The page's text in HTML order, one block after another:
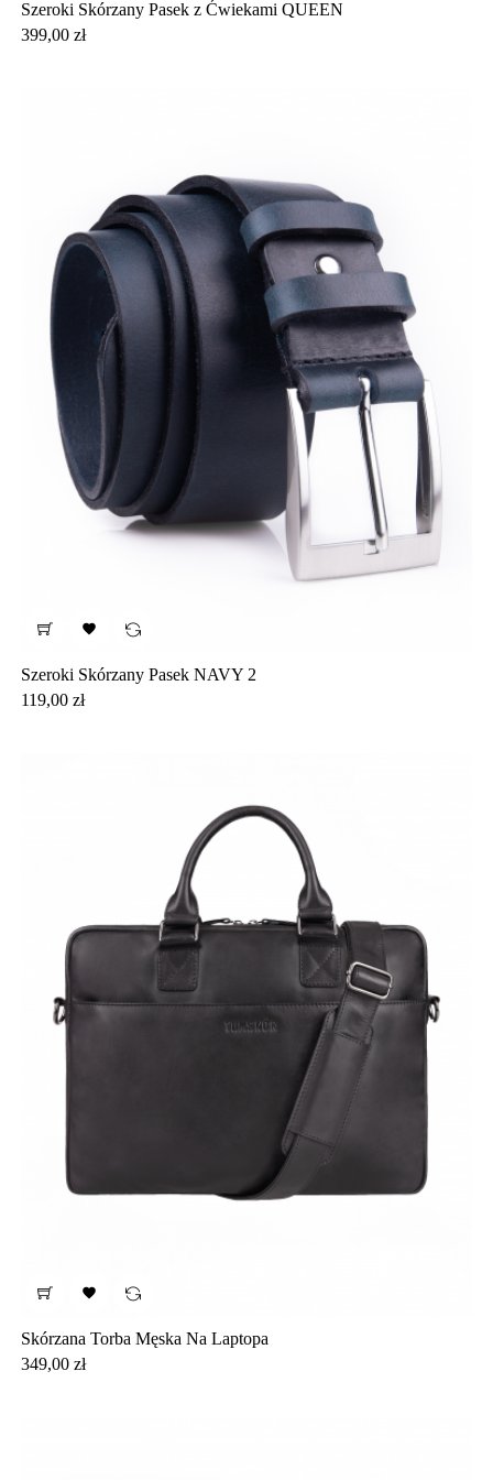
Szeroki Skórzany Pasek z Ćwiekami QUEEN
Cena
399,00 zł

Szeroki Skórzany Pasek NAVY 2
Cena
119,00 zł

Skórzana Torba Męska Na Laptopa
Cena
349,00 zł